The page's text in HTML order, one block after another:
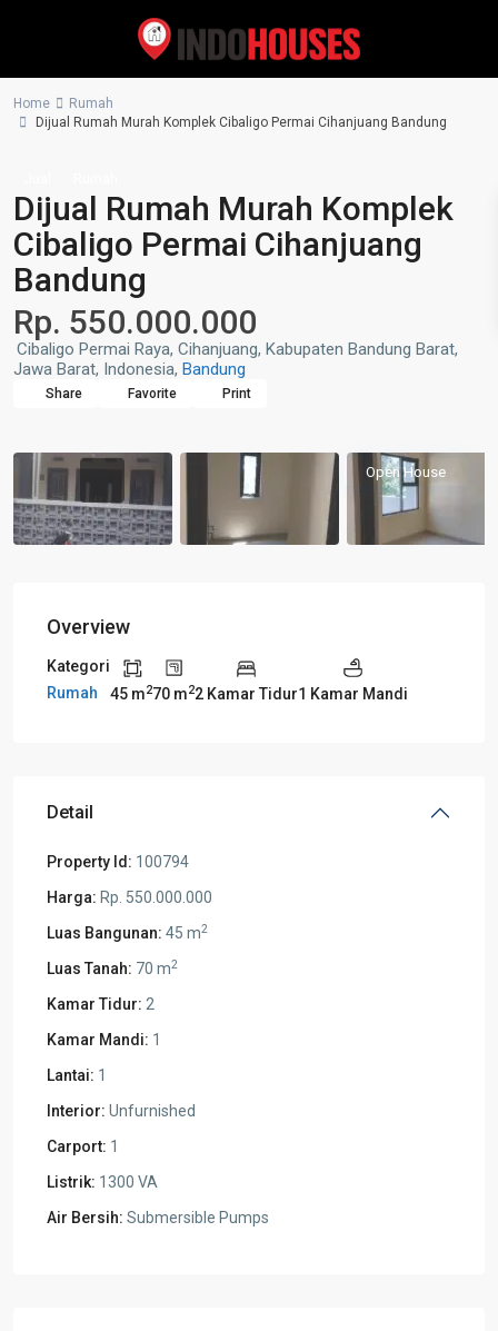
Home
Rumah
Dijual Rumah Murah Komplek Cibaligo Permai Cihanjuang Bandung
Dijual Rumah Murah Komplek
Cibaligo Permai Cihanjuang
Bandung
Rp. 550.000.000
Cibaligo Permai Raya, Cihanjuang, Kabupaten Bandung Barat,
Jawa Barat, Indonesia, Bandung
Share Favorite Print
Open House
Overview
Kategori
Rumah
45 m270 m22 Kamar Tidur1 Kamar Mandi
Detail
Property Id: 100794
Harga: Rp. 550.000.000
Luas Bangunan: 45 m2
Luas Tanah: 70 m2
Kamar Tidur: 2
Kamar Mandi: 1
Lantai: 1
Interior: Unfurnished
Carport: 1
Listrik: 1300 VA
Air Bersih: Submersible Pumps